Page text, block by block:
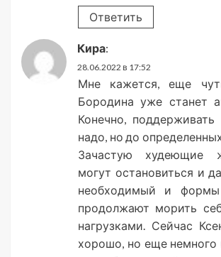
Ответить
Кира:
28.06.2022 в 17:52
Мне кажется, еще
Бородина уже станет
Конечно,
надо, но до
Зачастую худеющие
могут остановиться и
необходимый и формы
продолжают морить
нагрузками. Сейчас
хорошо, но еще немного